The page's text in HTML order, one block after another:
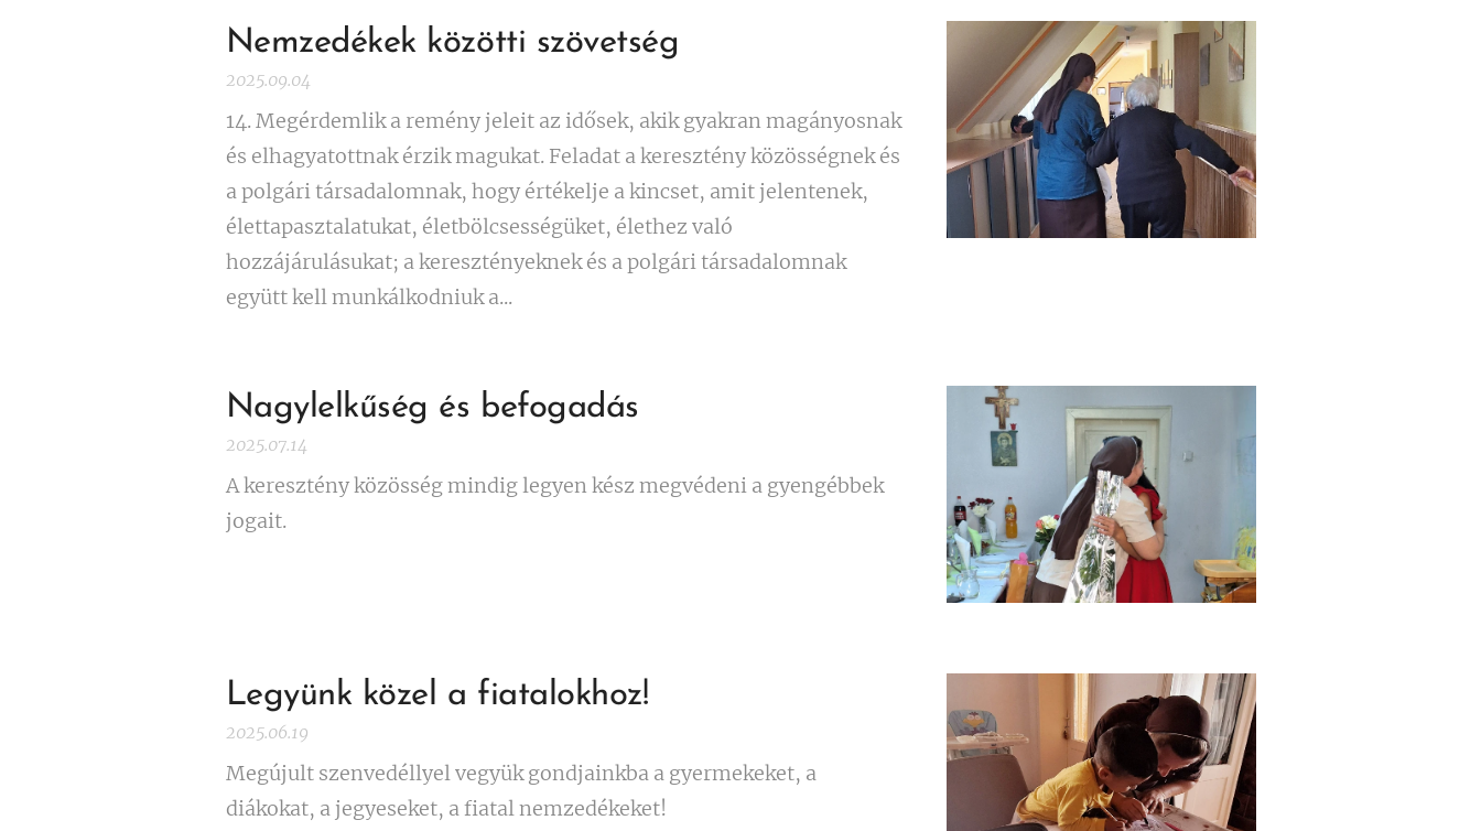
Nemzedékek közötti szövetség
2025.09.04
14. Megérdemlik a remény jeleit az idősek, akik gyakran magányosnak
és elhagyatottnak érzik magukat. Feladat a keresztény közösségnek és
a polgári társadalomnak, hogy értékelje a kincset, amit jelentenek,
élettapasztalatukat, életbölcsességüket, élethez való
hozzájárulásukat; a keresztényeknek és a polgári társadalomnak
együtt kell munkálkodniuk a...
Nagylelkűség és befogadás
2025.07.14
A keresztény közösség mindig legyen kész megvédeni a gyengébbek
jogait.
Legyünk közel a fiatalokhoz!
2025.06.19
Megújult szenvedéllyel vegyük gondjainkba a gyermekeket, a
diákokat, a jegyeseket, a fiatal nemzedékeket!